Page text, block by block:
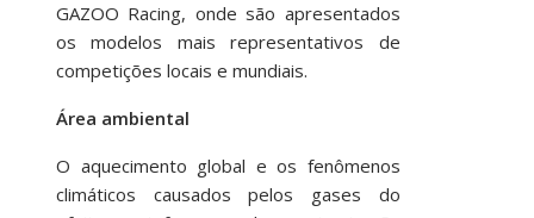
GAZOO Racing, onde são apresentados
os modelos mais representativos de
competições locais e mundiais.
Área ambiental
O aquecimento global e os fenômenos
climáticos causados pelos gases do